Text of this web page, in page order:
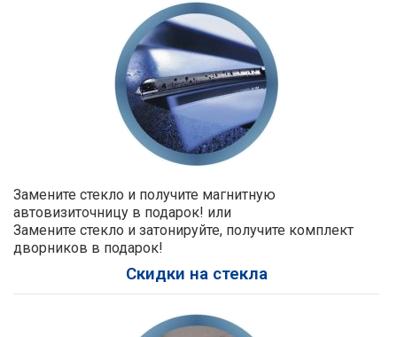
Замените стекло и получите магнитную
автовизиточницу в подарок! или
Замените стекло и затонируйте, получите комплект
дворников в подарок!
Скидки на стекла